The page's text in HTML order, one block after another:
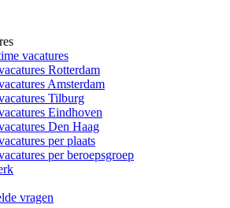
vacatures
Rotterdam
Amsterdam
Tilburg
Eindhoven
Den Haag
per plaats
per beroepsgroep
vragen